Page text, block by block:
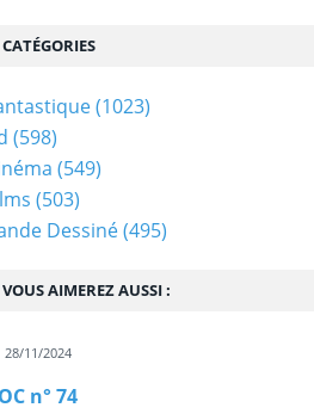
VOUS AIMEREZ AUSSI :
28/11/2024
n° 74
CATÉGORIES
(1023)
(598)
(549)
(503)
Dessiné(495)